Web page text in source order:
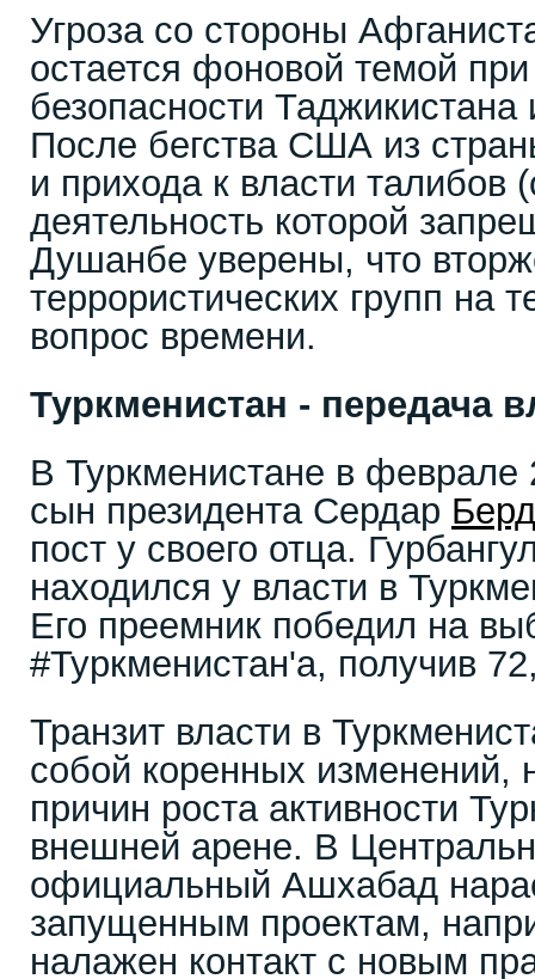
Угроза со стороны
остается фоновой темой
безопасности
После бегства США из
и прихода к власти талибов
деятельность которой
Душанбе уверены, что
террористических групп на
вопрос времени.
Туркменистан - передача
В Туркменистане в феврале
сын президента Сердар
пост у своего отца.
находился у власти в
Его преемник победил на
#Туркменистан'а, получив
Транзит власти в
собой коренных изменений,
причин роста активности
внешней арене. В
официальный Ашхабад
запущенным проектам,
налажен контакт с новым